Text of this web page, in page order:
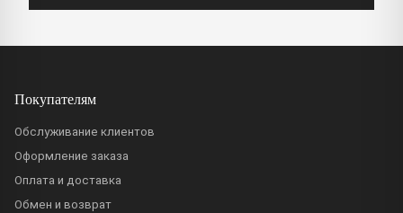
Покупателям
Обслуживание клиентов
Оформление заказа
Оплата и доставка
Обмен и возврат